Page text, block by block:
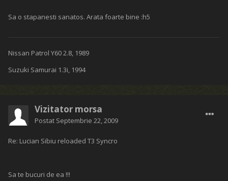
Sa o stapanesti sanatos. Arata foarte bine :h5
Nissan Patrol Y60 2.8, 1989
Suzuki Samurai 1.3i, 1994
Vizitator morsa
Postat Septembrie 22, 2009
Re: Lucian Sibiu reloaded T3 Syncro
Sa te bucuri de ea !!!